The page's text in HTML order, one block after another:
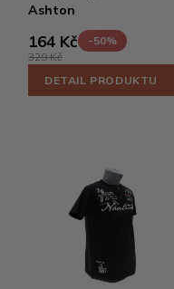
Ashton
164 Kč
-50%
329 Kč
DETAIL PRODUKTU